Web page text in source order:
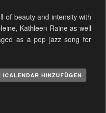
of beauty and intensity with
Kathleen Raine as well
as a pop jazz song for
ICALENDAR HINZUFÜGEN